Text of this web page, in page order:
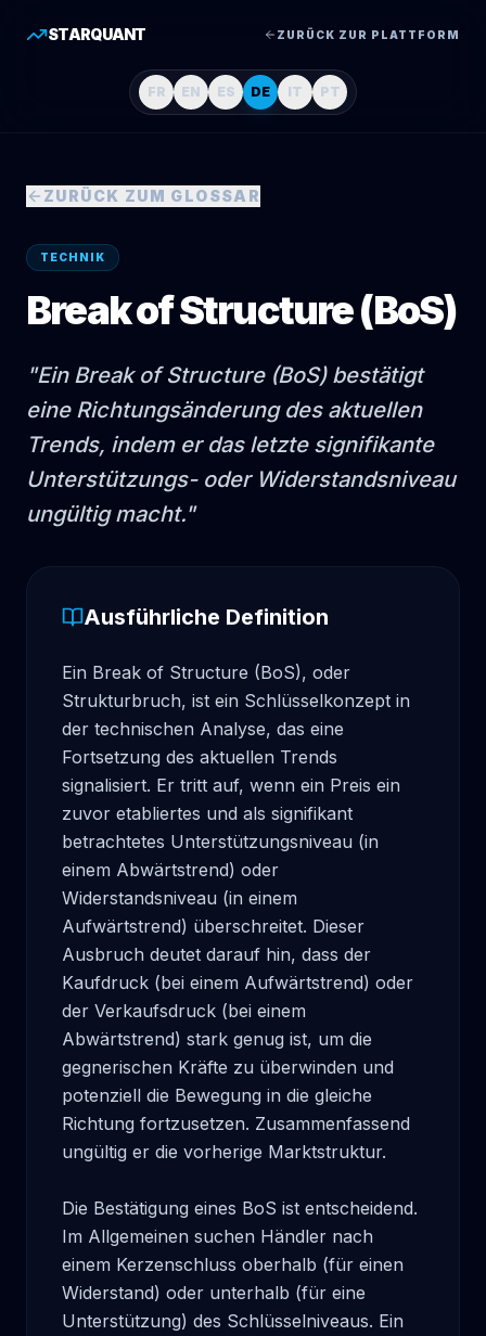
STARQUANT ZURÜCK ZUR PLATTFORM
FR EN ES DE IT PT
ZURÜCK ZUM GLOSSAR
TECHNIK
Break of Structure (BoS)
"Ein Break of Structure (BoS) bestätigt
eine Richtungsänderung des aktuellen
Trends, indem er das letzte signifikante
Unterstützungs- oder Widerstandsniveau
ungültig macht."
Ausführliche Definition
Ein Break of Structure (BoS), oder
Strukturbruch, ist ein Schlüsselkonzept in
der technischen Analyse, das eine
Fortsetzung des aktuellen Trends
signalisiert. Er tritt auf, wenn ein Preis ein
zuvor etabliertes und als signifikant
betrachtetes Unterstützungsniveau (in
einem Abwärtstrend) oder
Widerstandsniveau (in einem
Aufwärtstrend) überschreitet. Dieser
Ausbruch deutet darauf hin, dass der
Kaufdruck (bei einem Aufwärtstrend) oder
der Verkaufsdruck (bei einem
Abwärtstrend) stark genug ist, um die
gegnerischen Kräfte zu überwinden und
potenziell die Bewegung in die gleiche
Richtung fortzusetzen. Zusammenfassend
ungültig er die vorherige Marktstruktur.
Die Bestätigung eines BoS ist entscheidend.
Im Allgemeinen suchen Händler nach
einem Kerzenschluss oberhalb (für einen
Widerstand) oder unterhalb (für eine
Unterstützung) des Schlüsselniveaus. Ein